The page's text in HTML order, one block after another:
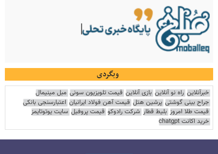
وبگردی
خبرآنلاین راه نو آنلاین بازی آنلاین قیمت تلویزیون سونی مبل مینیمال
جراح بینی گوشتی پرشین هتل قیمت آهن فولاد ایرانیان اعتبارسنجی بانکی
قیمت طلا امروز بلیط قطار شرکت رادوکو قیمت پروفیل سایت یوتوتایمز
خرید اکانت chatgpt